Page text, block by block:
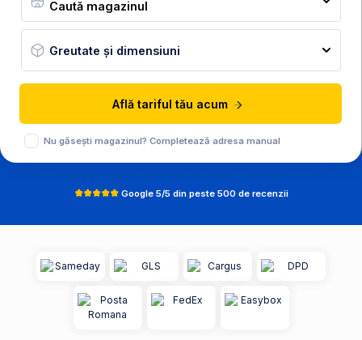
Greutate și dimensiuni
Află tariful tău acum
Nu găsești magazinul? Completează adresa manual
Google 5/5 din peste 500 de recenzii